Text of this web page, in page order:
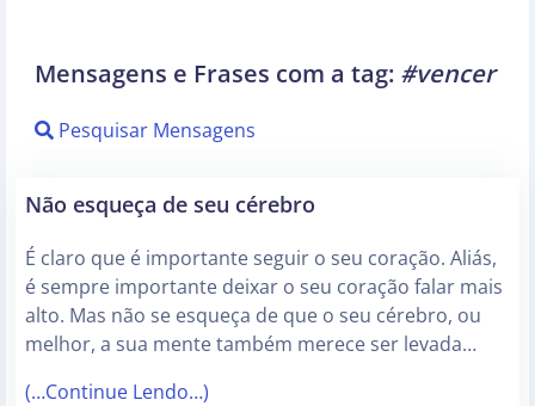
Mensagens e Frases com a tag: #vencer
Pesquisar Mensagens
Não esqueça de seu cérebro
É claro que é importante seguir o seu coração. Aliás,
é sempre importante deixar o seu coração falar mais
alto. Mas não se esqueça de que o seu cérebro, ou
melhor, a sua mente também merece ser levada…
(…Continue Lendo…)